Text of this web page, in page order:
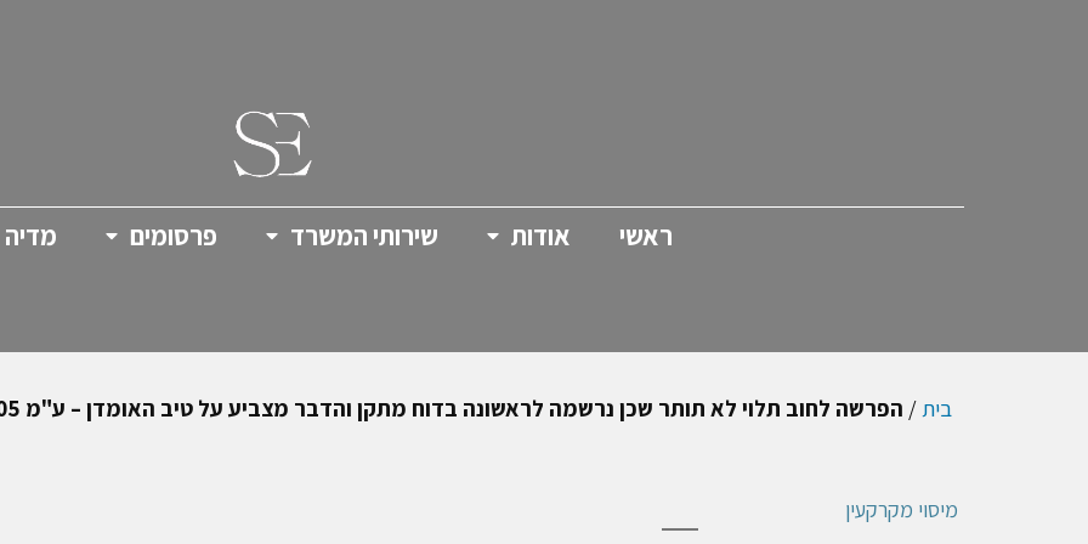
ראשי אודות שירותי המשרד פרסומים מדיה
בית/ הפרשה לחוב תלוי לא תותר שכן נרשמה לראשונה בדוח מתקן והדבר מצביע על טיב האומדן – ע"מ 1121/05 ג.פ.ח.מ. (עשר) בע"מ
מיסוי מקרקעין